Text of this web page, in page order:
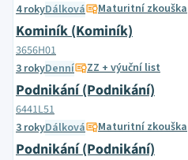
4 rokyDálková Maturitní zkouška
Kominík (Kominík)
3656H01
3 rokyDenní ZZ + výuční list
Podnikání (Podnikání)
6441L51
3 rokyDálková Maturitní zkouška
Podnikání (Podnikání)